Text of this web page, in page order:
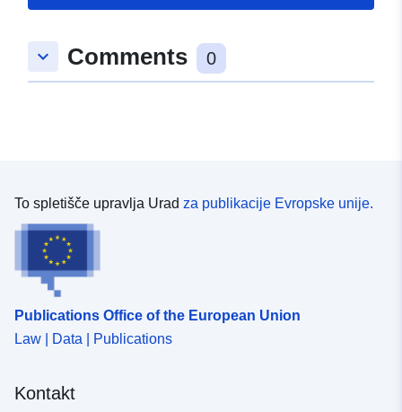
keyboard_arrow_down Comments 0
To spletišče upravlja Urad za publikacije Evropske unije.
Publications Office of the European Union
Law | Data | Publications
Kontakt